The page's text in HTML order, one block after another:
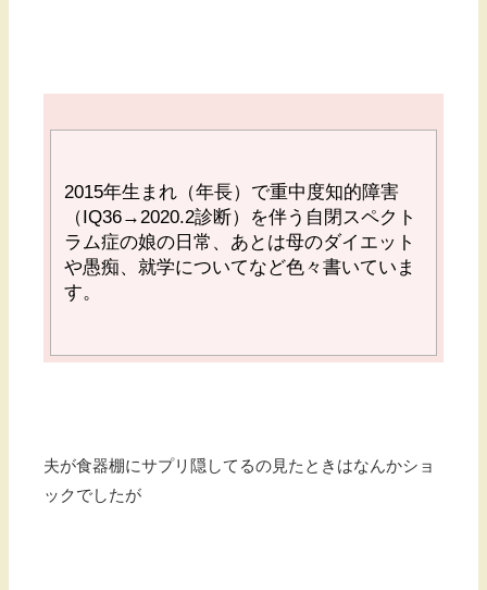
2015年生まれ（年長）で重中度知的障害
（IQ36→2020.2診断）を伴う自閉スペクト
ラム症の娘の日常、あとは母のダイエット
や愚痴、就学についてなど色々書いていま
す。
夫が食器棚にサプリ隠してるの見たときはなんかショ
ックでしたが